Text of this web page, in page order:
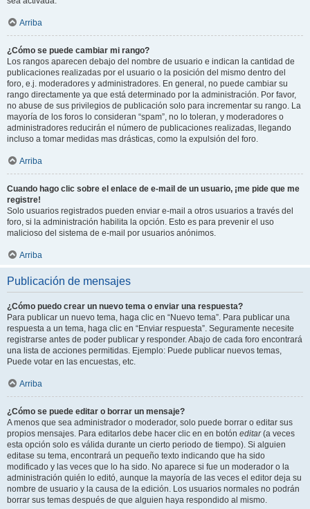
Arriba
¿Cómo se puede cambiar mi rango?
Los rangos aparecen debajo del nombre de usuario e indican la cantidad de
publicaciones realizadas por el usuario o la posición del mismo dentro del
foro, e.j. moderadores y administradores. En general, no puede cambiar su
rango directamente ya que está determinado por la administración. Por favor,
no abuse de sus privilegios de publicación solo para incrementar su rango. La
mayoría de los foros lo consideran “spam”, no lo toleran, y moderadores o
administradores reducirán el número de publicaciones realizadas, llegando
incluso a tomar medidas mas drásticas, como la expulsión del foro.
Arriba
Cuando hago clic sobre el enlace de e-mail de un usuario, ¡me pide que me
registre!
Solo usuarios registrados pueden enviar e-mail a otros usuarios a través del
foro, si la administración habilita la opción. Esto es para prevenir el uso
malicioso del sistema de e-mail por usuarios anónimos.
Arriba
Publicación de mensajes
¿Cómo puedo crear un nuevo tema o enviar una respuesta?
Para publicar un nuevo tema, haga clic en “Nuevo tema”. Para publicar una
respuesta a un tema, haga clic en “Enviar respuesta”. Seguramente necesite
registrarse antes de poder publicar y responder. Abajo de cada foro encontrará
una lista de acciones permitidas. Ejemplo: Puede publicar nuevos temas,
Puede votar en las encuestas, etc.
Arriba
¿Cómo se puede editar o borrar un mensaje?
A menos que sea administrador o moderador, solo puede borrar o editar sus
propios mensajes. Para editarlos debe hacer clic en en botón editar(a veces
esta opción solo es válida durante un cierto periodo de tiempo). Si alguien
editase su tema, encontrará un pequeño texto indicando que ha sido
modificado y las veces que lo ha sido. No aparece si fue un moderador o la
administración quién lo editó, aunque la mayoría de las veces el editor deja su
nombre de usuario y la causa de la edición. Los usuarios normales no podrán
borrar sus temas después de que alguien haya respondido al mismo.